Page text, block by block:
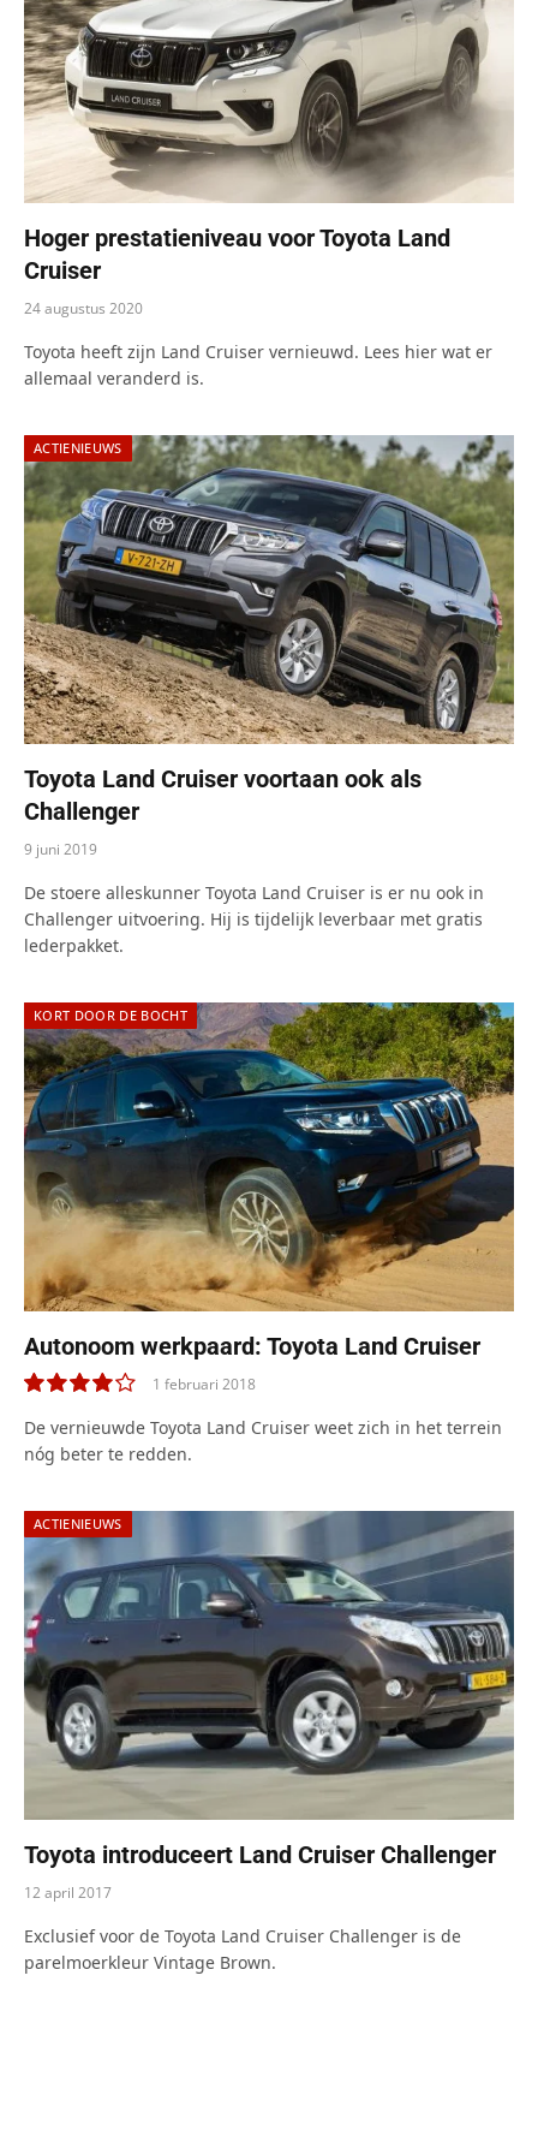
Hoger prestatieniveau voor Toyota Land
Cruiser
24 augustus 2020
Toyota heeft zijn Land Cruiser vernieuwd. Lees hier wat er
allemaal veranderd is.
ACTIENIEUWS
Toyota Land Cruiser voortaan ook als
Challenger
9 juni 2019
De stoere alleskunner Toyota Land Cruiser is er nu ook in
Challenger uitvoering. Hij is tijdelijk leverbaar met gratis
lederpakket.
KORT DOOR DE BOCHT
Autonoom werkpaard: Toyota Land Cruiser
8.0
1 februari 2018
De vernieuwde Toyota Land Cruiser weet zich in het terrein
nóg beter te redden.
ACTIENIEUWS
Toyota introduceert Land Cruiser Challenger
12 april 2017
Exclusief voor de Toyota Land Cruiser Challenger is de
parelmoerkleur Vintage Brown.